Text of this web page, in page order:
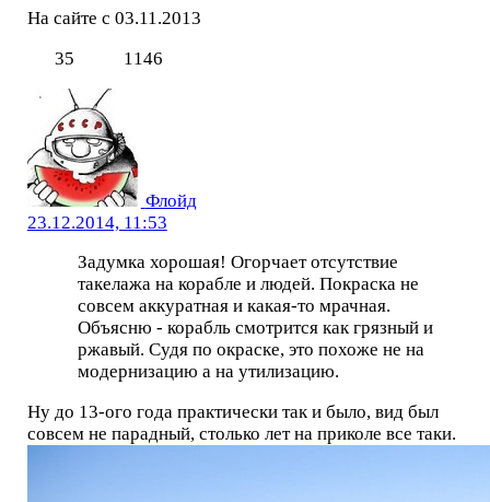
На сайте с 03.11.2013
35
1146
Флойд
23.12.2014, 11:53
Задумка хорошая! Огорчает отсутствие
такелажа на корабле и людей. Покраска не
совсем аккуратная и какая-то мрачная.
Объясню - корабль смотрится как грязный и
ржавый. Судя по окраске, это похоже не на
модернизацию а на утилизацию.
Ну до 13-ого года практически так и было, вид был
совсем не парадный, столько лет на приколе все таки.